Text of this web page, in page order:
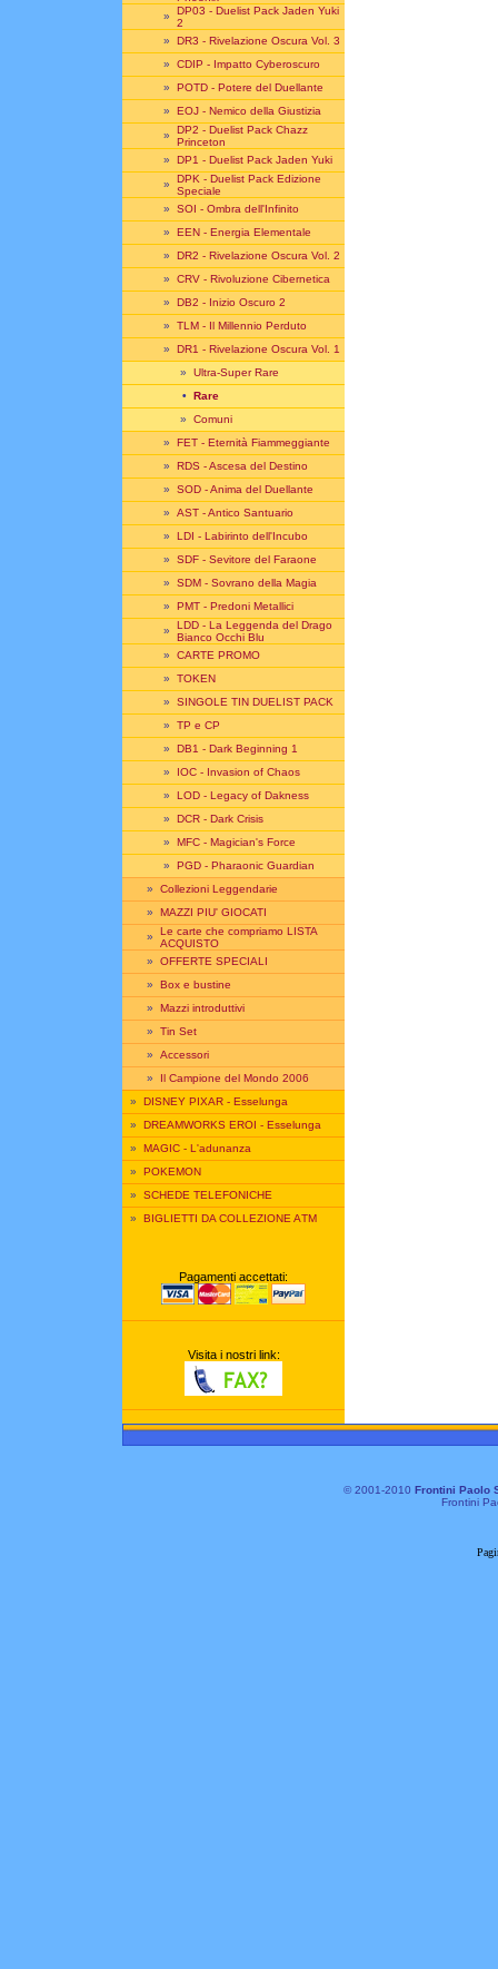
» DP03 - Duelist Pack Jaden Yuki
2
» DR3 - Rivelazione Oscura Vol. 3
» CDIP - Impatto Cyberoscuro
» POTD - Potere del Duellante
» EOJ - Nemico della Giustizia
» DP2 - Duelist Pack Chazz
Princeton
» DP1 - Duelist Pack Jaden Yuki
» DPK - Duelist Pack Edizione
Speciale
» SOI - Ombra dell'Infinito
» EEN - Energia Elementale
» DR2 - Rivelazione Oscura Vol. 2
» CRV - Rivoluzione Cibernetica
» DB2 - Inizio Oscuro 2
» TLM - Il Millennio Perduto
» DR1 - Rivelazione Oscura Vol. 1
» Ultra-Super Rare
• Rare
» Comuni
» FET - Eternità Fiammeggiante
» RDS - Ascesa del Destino
» SOD - Anima del Duellante
» AST - Antico Santuario
» LDI - Labirinto dell'Incubo
» SDF - Sevitore del Faraone
» SDM - Sovrano della Magia
» PMT - Predoni Metallici
» LDD - La Leggenda del Drago
Bianco Occhi Blu
» CARTE PROMO
» TOKEN
» SINGOLE TIN DUELIST PACK
» TP e CP
» DB1 - Dark Beginning 1
» IOC - Invasion of Chaos
» LOD - Legacy of Dakness
» DCR - Dark Crisis
» MFC - Magician's Force
» PGD - Pharaonic Guardian
» Collezioni Leggendarie
» MAZZI PIU' GIOCATI
» Le carte che compriamo LISTA
ACQUISTO
» OFFERTE SPECIALI
» Box e bustine
» Mazzi introduttivi
» Tin Set
» Accessori
» Il Campione del Mondo 2006
» DISNEY PIXAR - Esselunga
» DREAMWORKS EROI - Esselunga
» MAGIC - L'adunanza
» POKEMON
» SCHEDE TELEFONICHE
» BIGLIETTI DA COLLEZIONE ATM
Pagamenti accettati:
Visita i nostri link:
© 2001-2010 Frontini Paolo
Frontini